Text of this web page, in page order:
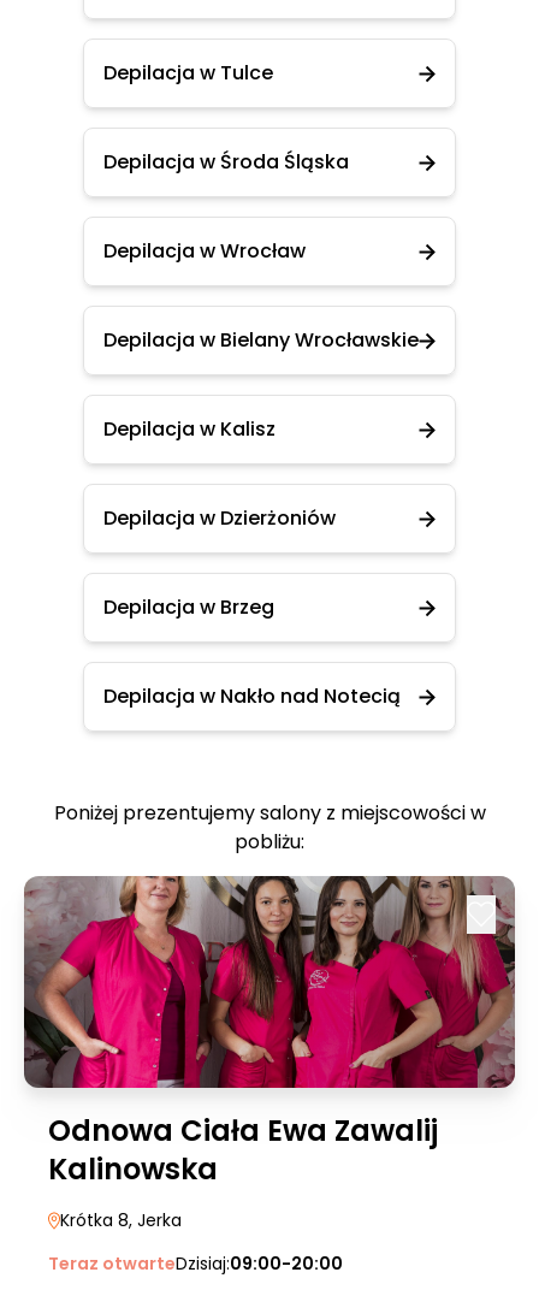
Depilacja w Tulce
Depilacja w Środa Śląska
Depilacja w Wrocław
Depilacja w Bielany Wrocławskie
Depilacja w Kalisz
Depilacja w Dzierżoniów
Depilacja w Brzeg
Depilacja w Nakło nad Notecią
Poniżej prezentujemy salony z miejscowości w
pobliżu:
Odnowa Ciała Ewa Zawalij
Kalinowska
Krótka 8, Jerka
Teraz otwarteDzisiaj:09:00-20:00